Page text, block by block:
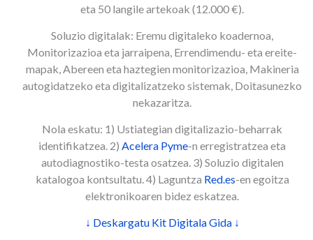
eta 50 langile artekoak (12.000 €).
Soluzio digitalak: Eremu digitaleko koadernoa,
Monitorizazioa eta jarraipena, Errendimendu- eta ereite-
mapak, Abereen eta haztegien monitorizazioa, Makineria
autogidatzeko eta digitalizatzeko sistemak, Doitasunezko
nekazaritza.
Nola eskatu: 1) Ustiategian digitalizazio-beharrak
identifikatzea. 2) Acelera Pyme-n erregistratzea eta
autodiagnostiko-testa osatzea. 3) Soluzio digitalen
katalogoa kontsultatu. 4) Laguntza Red.es-en egoitza
elektronikoaren bidez eskatzea.
↓ Deskargatu Kit Digitala Gida ↓